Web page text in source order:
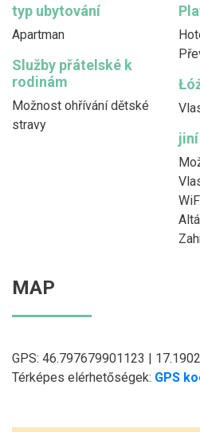
typ ubytování
Apartman
Služby přátelské k
rodinám
Možnost ohřívání dětské
stravy
jiní
MAP
GPS: 46.797679901123 |
Térképes elérhetőségek: GPS